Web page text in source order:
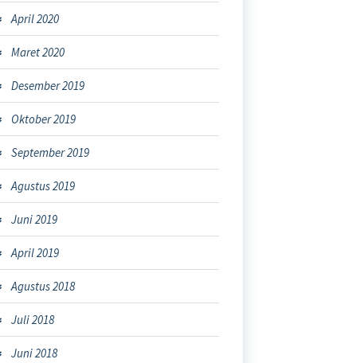
April 2020
Maret 2020
Desember 2019
Oktober 2019
September 2019
Agustus 2019
Juni 2019
April 2019
Agustus 2018
Juli 2018
Juni 2018